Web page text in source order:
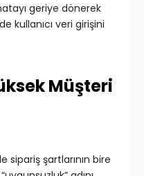
geriye dönerek
kullanıcı veri girişini
Müşteri
sipariş şartlarının bire